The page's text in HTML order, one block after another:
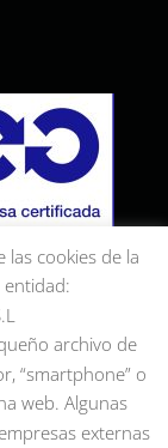
las cookies de la
entidad:
archivo de
“smartphone” o
web. Algunas
externas